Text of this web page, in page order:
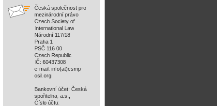
Česká společnost pro
mezinárodní právo
Czech Society of
International Law
Národní 117/18
Praha 1
PSČ 116 00
Czech Republic
IČ: 60437308
e-mail: info(at)csmp-
csil.org
Bankovní účet: Česká
spořitelna, a.s.,
Ćíslo účtu: